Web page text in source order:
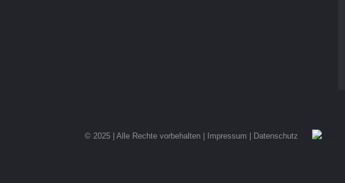
© 2025 | Alle Rechte vorbehalten | Impressum Datenschutz